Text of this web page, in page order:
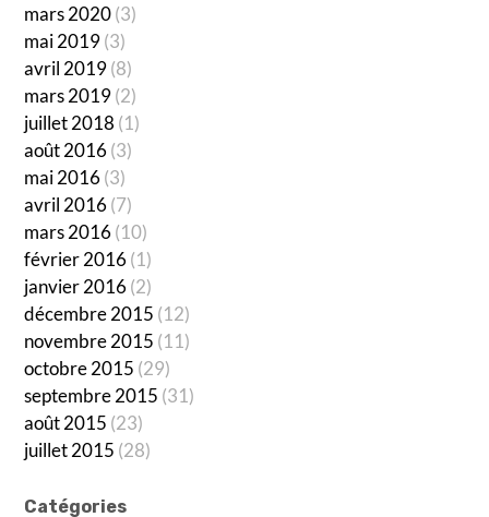
mars 2020(3)
mai 2019(3)
avril 2019(8)
mars 2019(2)
juillet 2018 (1)
août 2016(3)
mai 2016(3)
avril 2016(7)
mars 2016(10)
février 2016(1)
janvier 2016(2)
décembre 2015 (12)
novembre 2015 (11)
octobre 2015 (29)
septembre 2015 (31)
août 2015 (23)
juillet 2015 (28)
Catégories